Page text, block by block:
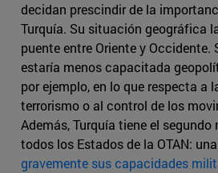
decidan prescindir de la
Turquía. Su situación geográfica
puente entre Oriente y Occidente.
estaría menos capacitada
por ejemplo, en lo que respecta a
terrorismo o al control de los
Además, Turquía tiene el
todos los Estados de la OTAN:
gravemente sus capacidades